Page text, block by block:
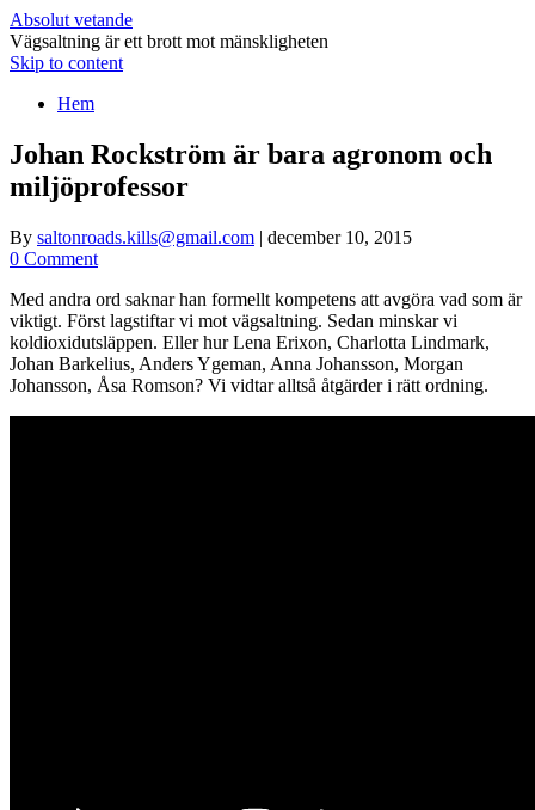
Absolut vetande
Vägsaltning är ett brott mot mänskligheten
Skip to content
Hem
Johan Rockström är bara agronom och
miljöprofessor
By saltonroads.kills@gmail.com | december 10, 2015
0 Comment
Med andra ord saknar han formellt kompetens att avgöra vad som är
viktigt. Först lagstiftar vi mot vägsaltning. Sedan minskar vi
koldioxidutsläppen. Eller hur Lena Erixon, Charlotta Lindmark,
Johan Barkelius, Anders Ygeman, Anna Johansson, Morgan
Johansson, Åsa Romson? Vi vidtar alltså åtgärder i rätt ordning.